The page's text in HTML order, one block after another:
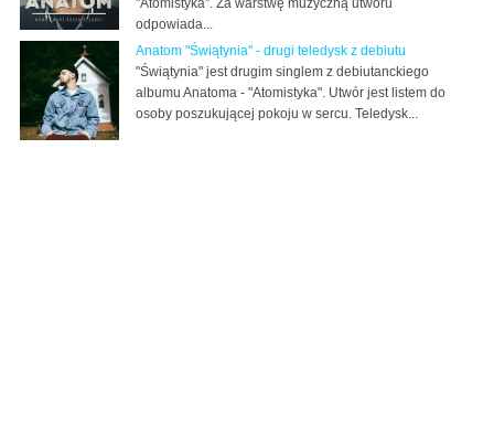
"Atomistyka''. Za warstwę muzyczną utworu
odpowiada...
Anatom "Świątynia" - drugi teledysk z debiutu
"Świątynia" jest drugim singlem z debiutanckiego
albumu Anatoma - "Atomistyka". Utwór jest listem do
osoby poszukującej pokoju w sercu. Teledysk...